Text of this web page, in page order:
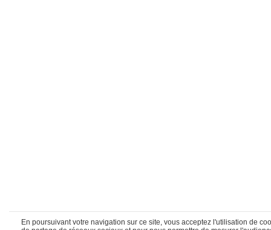
En poursuivant votre navigation sur ce site, vous acceptez l'utilisation de